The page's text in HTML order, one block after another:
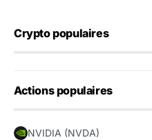
Crypto populaires
Actions populaires
NVIDIA (NVDA)